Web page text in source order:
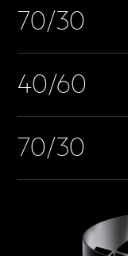
70/30
40/60
70/30